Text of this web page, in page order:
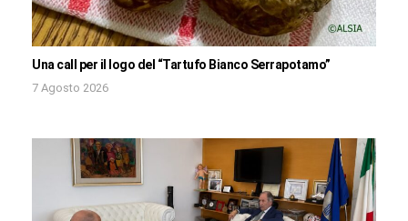
Una call per il logo del “Tartufo Bianco Serrapotamo”
7 Agosto 2026